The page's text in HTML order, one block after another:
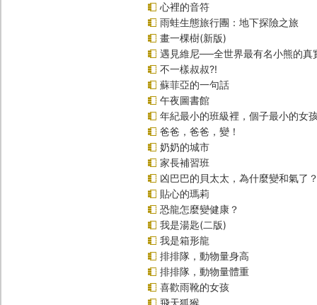
心裡的音符
雨蛙生態旅行團：地下探險之旅
畫一棵樹(新版)
遇見維尼──全世界最有名小熊的真
不一樣叔叔?!
蘇菲亞的一句話
午夜圖書館
年紀最小的班級裡，個子最小的女
爸爸，爸爸，變！
奶奶的城市
家長補習班
凶巴巴的貝太太，為什麼變和氣了
貼心的瑪莉
恐龍怎麼變健康？
我是湯匙(二版)
我是箱形龍
排排隊，動物量身高
排排隊，動物量體重
喜歡雨靴的女孩
飛天狐猴